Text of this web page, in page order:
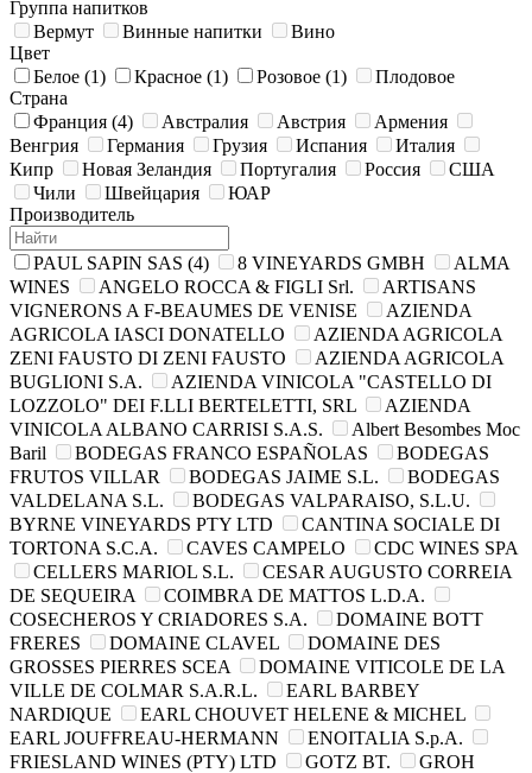
Группа напитков
Вермут
Винные напитки
Вино
Цвет
Белое (1) Красное (1) Розовое (1)
Плодовое
Страна
Франция (4) Австралия Австрия
Армения
Венгрия
Германия Грузия Испания
Италия
Кипр
Новая Зеландия Португалия Россия
США
Чили
Швейцария
ЮАР
Производитель
PAUL SAPIN SAS (4) 8 VINEYARDS GMBH
ALMA
WINES
ANGELO ROCCA & FIGLI Srl.
ARTISANS
VIGNERONS A F-BEAUMES DE VENISE
AZIENDA
AGRICOLA IASCI DONATELLO
AZIENDA AGRICOLA
ZENI FAUSTO DI ZENI FAUSTO
AZIENDA AGRIСOLA
BUGLIONI S.A.
AZIENDA VINICOLA "CASTELLO DI
LOZZOLO" DEI F.LLI BERTELETTI, SRL
AZIENDA
VINICOLA ALBANO CARRISI S.A.S.
Albert Besombes Moc
Baril
BODEGAS FRANCO ESPAÑOLAS
BODEGAS
FRUTOS VILLAR
BODEGAS JAIME S.L.
BODEGAS
VALDELANA S.L.
BODEGAS VALPARAISO, S.L.U.
BYRNE VINEYARDS PTY LTD
CANTINA SOCIALE DI
TORTONA S.C.A.
CAVES CAMPELO
CDC WINES SPA
CELLERS MARIOL S.L.
CESAR AUGUSTO CORREIA
DE SEQUEIRA
COIMBRA DE MATTOS L.D.A.
COSECHEROS Y CRIADORES S.A.
DOMAINE BOTT
FRERES
DOMAINE CLAVEL
DOMAINE DES
GROSSES PIERRES SCEA
DOMAINE VITICOLE DE LA
VILLE DE COLMAR S.A.R.L.
EARL BARBEY
NARDIQUE
EARL CHOUVET HELENE & MICHEL
EARL JOUFFREAU-HERMANN
ENOITALIA S.p.A.
FRIESLAND WINES (PTY) LTD
GOTZ BT.
GROH